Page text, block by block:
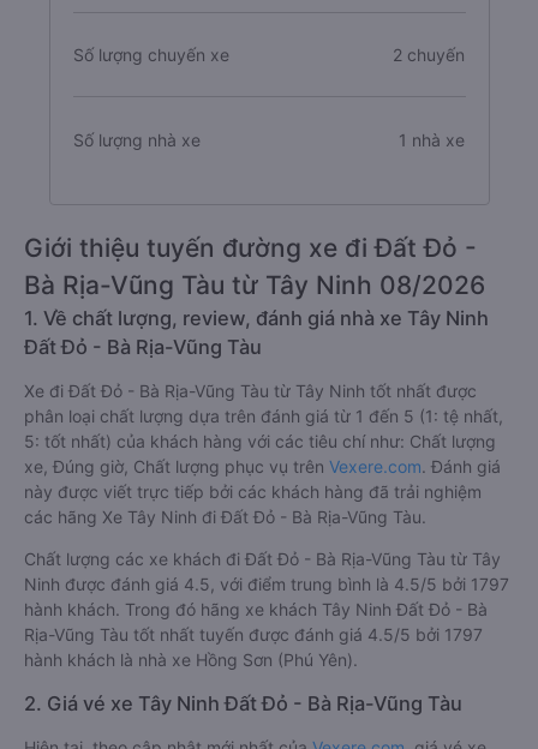
Số lượng chuyến xe 2 chuyến
Số lượng nhà xe 1 nhà xe
Giới thiệu tuyến đường xe đi Đất Đỏ -
Bà Rịa-Vũng Tàu từ Tây Ninh 08/2026
1. Về chất lượng, review, đánh giá nhà xe Tây Ninh
Đất Đỏ - Bà Rịa-Vũng Tàu
Xe đi Đất Đỏ - Bà Rịa-Vũng Tàu từ Tây Ninh tốt nhất được
phân loại chất lượng dựa trên đánh giá từ 1 đến 5 (1: tệ nhất,
5: tốt nhất) của khách hàng với các tiêu chí như: Chất lượng
xe, Đúng giờ, Chất lượng phục vụ trên Vexere.com. Đánh giá
này được viết trực tiếp bởi các khách hàng đã trải nghiệm
các hãng Xe Tây Ninh đi Đất Đỏ - Bà Rịa-Vũng Tàu.
Chất lượng các xe khách đi Đất Đỏ - Bà Rịa-Vũng Tàu từ Tây
Ninh được đánh giá 4.5, với điểm trung bình là 4.5/5 bởi 1797
hành khách. Trong đó hãng xe khách Tây Ninh Đất Đỏ - Bà
Rịa-Vũng Tàu tốt nhất tuyến được đánh giá 4.5/5 bởi 1797
hành khách là nhà xe Hồng Sơn (Phú Yên).
2. Giá vé xe Tây Ninh Đất Đỏ - Bà Rịa-Vũng Tàu